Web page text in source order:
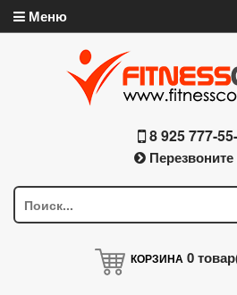
Меню
8 925 777-
КОРЗИНА 0